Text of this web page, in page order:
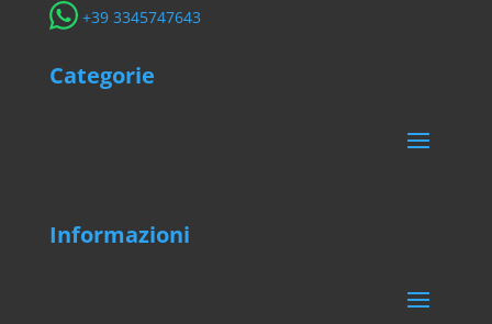
​+39 3345747643
Categorie
Informazioni